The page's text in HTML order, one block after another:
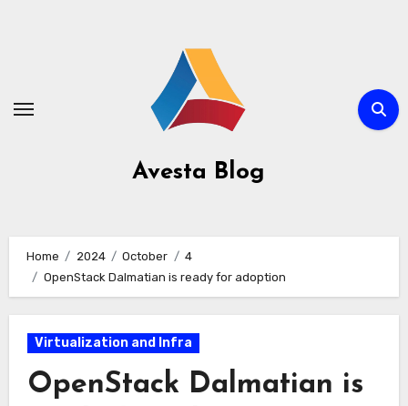
Avesta Blog
Home 2024 October
4
OpenStack Dalmatian is ready for adoption
Virtualization and Infra
OpenStack Dalmatian is